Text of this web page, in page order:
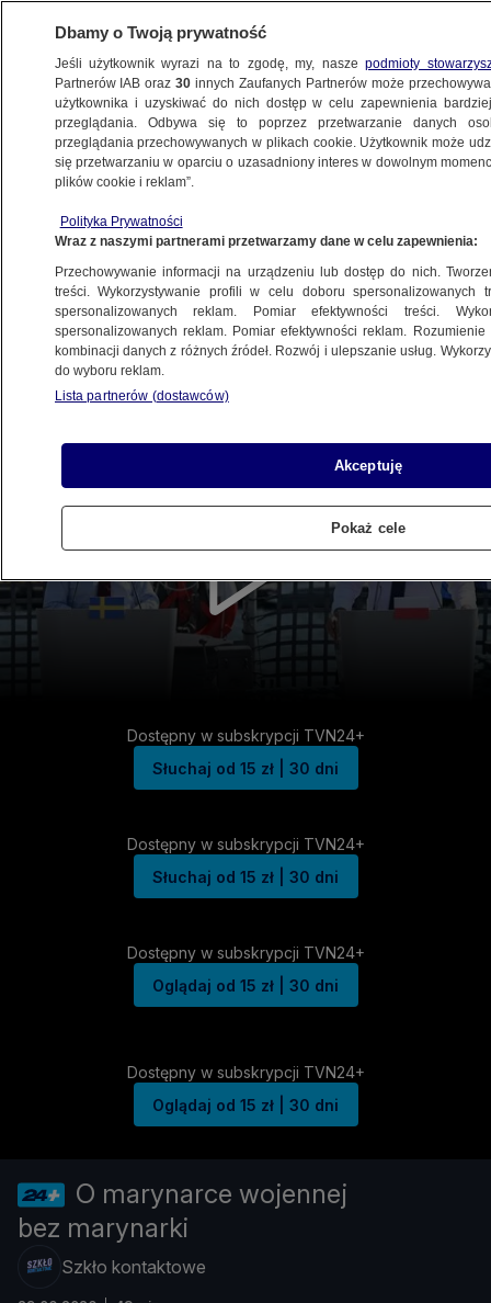
Dostępny w subskrypcji TVN24+
Słuchaj od 15 zł | 30 dni
Dostępny w subskrypcji TVN24+
Słuchaj od 15 zł | 30 dni
Dostępny w subskrypcji TVN24+
Oglądaj od 15 zł | 30 dni
Dostępny w subskrypcji TVN24+
Oglądaj od 15 zł | 30 dni
O marynarce wojennej
bez marynarki
Szkło kontaktowe
Dbamy o Twoją prywatność
Jeśli użytkownik wyrazi na to zgodę, my, naszepodmioty
Partnerów IAB oraz30 innych Zaufanych Partnerów może
użytkownika i uzyskiwać do nich dostęp w celu zapewnienia
przeglądania. Odbywa się to poprzez przetwarzanie danych
przeglądania przechowywanych w plikach cookie. Użytkownik może
się przetwarzaniu w oparciu o uzasadniony interes w dowolnym
plików cookie i reklam”.
Polityka Prywatności
Wraz z naszymi partnerami przetwarzamy dane w celu zapewnienia:
Przechowywanie informacji na urządzeniu lub dostęp do nich.
treści. Wykorzystywanie profili w celu doboru spersonalizowanych
spersonalizowanych reklam. Pomiar efektywności treści.
spersonalizowanych reklam. Pomiar efektywności reklam.
kombinacji danych z różnych źródeł. Rozwój i ulepszanie usług.
do wyboru reklam.
Lista partnerów (dostawców)
Akceptuję
Pokaż cele